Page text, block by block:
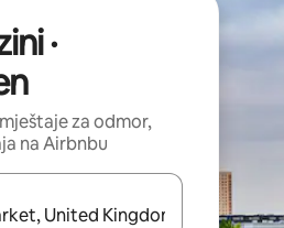
·
za odmor,
na Airbnbu
moći ćete ih pregledati koristeći se